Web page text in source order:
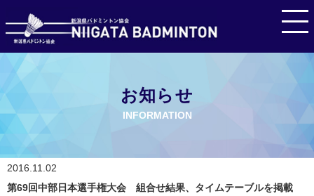
お知らせ
INFORMATION
2016.11.02
第69回中部日本選手権大会 組合せ結果、タイムテーブルを掲載